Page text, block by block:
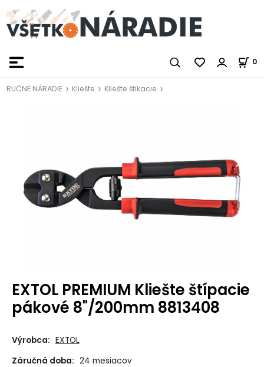
0
RUČNE NÁRADIE Kliešte Kliešte štikacie
EXTOL PREMIUM Kliešte štípacie
pákové 8"/200mm 8813408
Výrobca: EXTOL
Záručná doba: 24 mesiacov